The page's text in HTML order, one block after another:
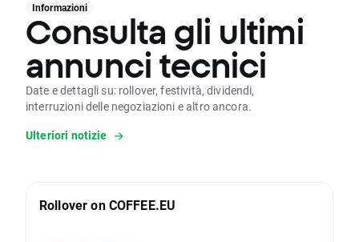
Informazioni
Consulta gli ultimi
annunci tecnici
Date e dettagli su: rollover, festività, dividendi,
interruzioni delle negoziazioni e altro ancora.
Ulteriori notizie
Rollover on COFFEE.EU